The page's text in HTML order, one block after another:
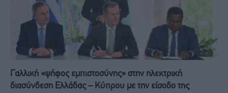
Γαλλική «ψήφος εμπιστοσύνης» στην ηλεκτρική
διασύνδεση Ελλάδας – Κύπρου με την είσοδο της